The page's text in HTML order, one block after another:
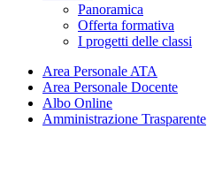
Panoramica
Offerta formativa
I progetti delle classi
Area Personale ATA
Area Personale Docente
Albo Online
Amministrazione Trasparente